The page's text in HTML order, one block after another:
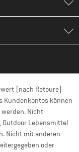
(nach Retoure)
Kundenkontos können
Nicht
Outdoor Lebensmittel
Nicht mit anderen
oder